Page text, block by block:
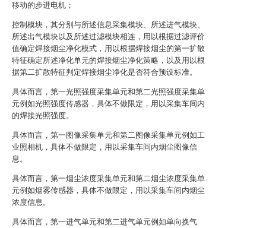
移动的步进电机；
控制模块，其分别与所述信息采集模块、所述进气模块、
所述出气模块以及所述过滤模块相连，用以根据过滤评价
值确定焊接烟尘净化模式，用以根据焊接烟尘的第一扩散
特征确定所述净化单元的焊接烟尘净化策略，以及用以根
据第二扩散特征判定焊接烟尘净化是否符合预设标准。
具体而言，第一光照强度采集单元和第二光照强度采集单
元例如光照强度传感器，具体不做限定，用以采集车间内
的焊接光照强度。
具体而言，第一图像采集单元和第二图像采集单元例如工
业照相机，具体不做限定，用以采集车间内烟尘图像信
息。
具体而言，第一烟尘浓度采集单元和第二烟尘浓度采集单
元例如烟雾传感器，具体不做限定，用以采集车间内烟尘
浓度信息。
具体而言，第一进气单元和第二进气单元例如单向换气